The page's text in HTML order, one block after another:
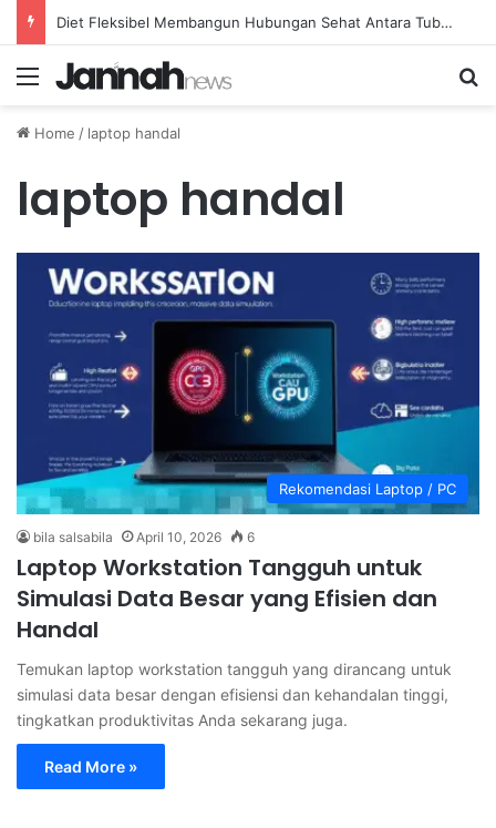
Diet Fleksibel Membangun Hubungan Sehat Antara Tubuh dan Makanan Sehari-hari
Menu
Home / laptop handal
laptop handal
Rekomendasi Laptop / PC
bila salsabila April 10, 2026 6
Laptop Workstation Tangguh untuk
Simulasi Data Besar yang Efisien dan
Handal
Temukan laptop workstation tangguh yang dirancang untuk
simulasi data besar dengan efisiensi dan kehandalan tinggi,
tingkatkan produktivitas Anda sekarang juga.
Read More »